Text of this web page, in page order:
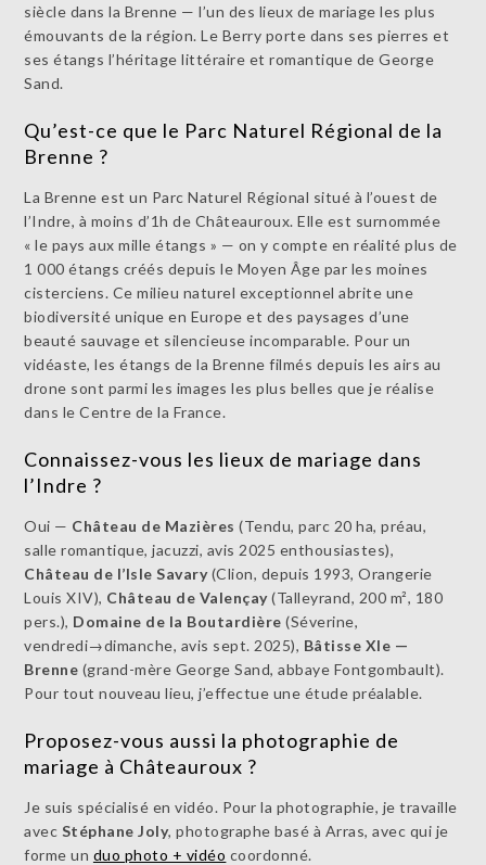
siècle dans la Brenne — l’un des lieux de mariage les plus
émouvants de la région. Le Berry porte dans ses pierres et
ses étangs l’héritage littéraire et romantique de George
Sand.
Qu’est-ce que le Parc Naturel Régional de la
Brenne ?
La Brenne est un Parc Naturel Régional situé à l’ouest de
l’Indre, à moins d’1h de Châteauroux. Elle est surnommée
« le pays aux mille étangs » — on y compte en réalité plus de
1 000 étangs créés depuis le Moyen Âge par les moines
cisterciens. Ce milieu naturel exceptionnel abrite une
biodiversité unique en Europe et des paysages d’une
beauté sauvage et silencieuse incomparable. Pour un
vidéaste, les étangs de la Brenne filmés depuis les airs au
drone sont parmi les images les plus belles que je réalise
dans le Centre de la France.
Connaissez-vous les lieux de mariage dans
l’Indre ?
Oui — Château de Mazières (Tendu, parc 20 ha, préau,
salle romantique, jacuzzi, avis 2025 enthousiastes),
Château de l’Isle Savary(Clion, depuis 1993, Orangerie
Louis XIV), Château de Valençay(Talleyrand, 200 m², 180
pers.), Domaine de la Boutardière (Séverine,
vendredi→dimanche, avis sept. 2025), Bâtisse XIe —
Brenne (grand-mère George Sand, abbaye Fontgombault).
Pour tout nouveau lieu, j’effectue une étude préalable.
Proposez-vous aussi la photographie de
mariage à Châteauroux ?
Je suis spécialisé en vidéo. Pour la photographie, je travaille
avec Stéphane Joly, photographe basé à Arras, avec qui je
forme un duo photo + vidéo coordonné.